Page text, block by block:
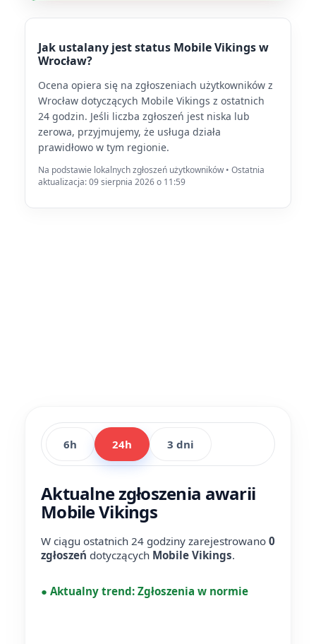
Jak ustalany jest status Mobile Vikings w
Wrocław?
Ocena opiera się na zgłoszeniach użytkowników z
Wrocław dotyczących Mobile Vikings z ostatnich
24 godzin. Jeśli liczba zgłoszeń jest niska lub
zerowa, przyjmujemy, że usługa działa
prawidłowo w tym regionie.
Na podstawie lokalnych zgłoszeń użytkowników • Ostatnia
aktualizacja: 09 sierpnia 2026 o 11:59
6h 24h 3 dni
Aktualne zgłoszenia awarii
Mobile Vikings
W ciągu ostatnich 24 godziny zarejestrowano 0
zgłoszeń dotyczących Mobile Vikings.
● Aktualny trend: Zgłoszenia w normie